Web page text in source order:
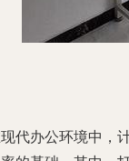
代办公环境中，